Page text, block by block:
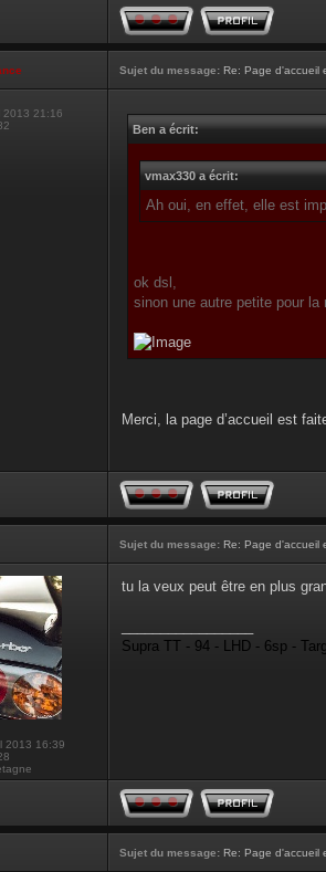
Sujet du message: Re: Page d'accueil
2013 21:16
Ben a écrit:
vmax330 a écrit:
Ah oui, en effet, elle est
ok dsl,
sinon une autre petite pour
Merci, la page d’accueil est
Sujet du message: Re: Page d'accueil
2013 16:39
tu la veux peut être en plus
Supra TT - 94 - LHD - 6sp -
Sujet du message: Re: Page d'accueil